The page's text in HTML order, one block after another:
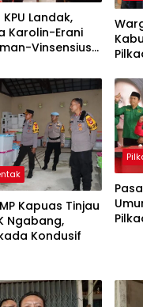
Landak,
Karolin-Erani
Vinsensius
Kapuas Tinjau
Ngabang,
Kondusif